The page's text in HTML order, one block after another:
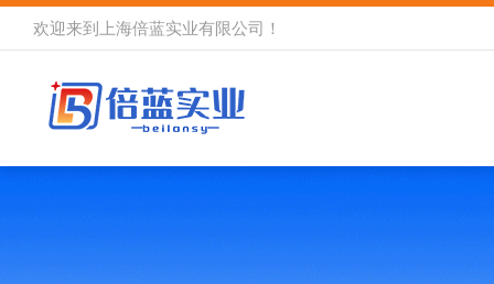
欢迎来到 上海倍蓝实业有限公司 ！